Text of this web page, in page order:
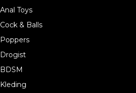
Anal Toys
Cock & Balls
Poppers
Drogist
BDSM
Kleding